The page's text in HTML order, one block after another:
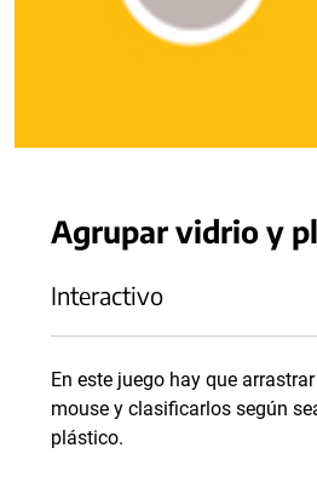
Agrupar vidrio y
Interactivo
En este juego hay que
mouse y clasificarlos según
plástico.